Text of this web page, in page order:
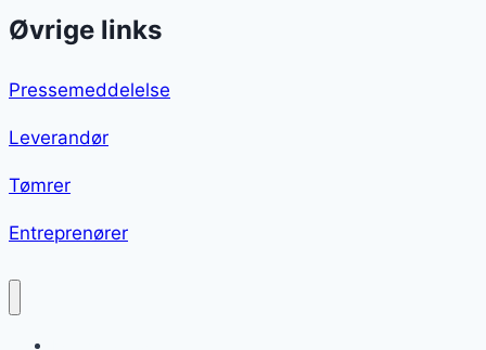
Øvrige links
Pressemeddelelse
Leverandør
Tømrer
Entreprenører